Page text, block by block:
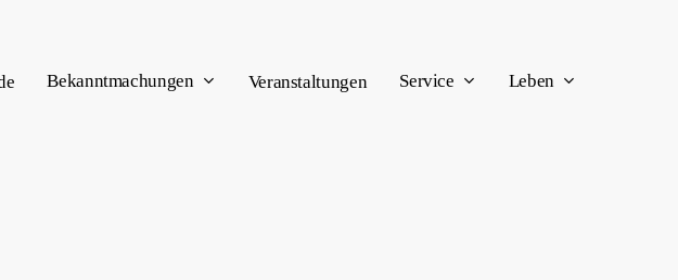
Bekanntmachungen Veranstaltungen Service Leben